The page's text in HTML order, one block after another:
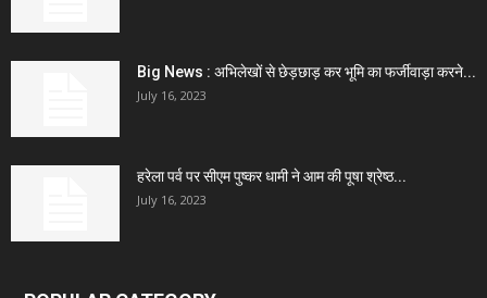
Big News : अभिलेखों से छेड़छाड़ कर भूमि का फर्जीवाड़ा करने...
July 16, 2023
हरेला पर्व पर सीएम पुष्कर धामी ने आम की पूषा श्रेष्ठ...
July 16, 2023